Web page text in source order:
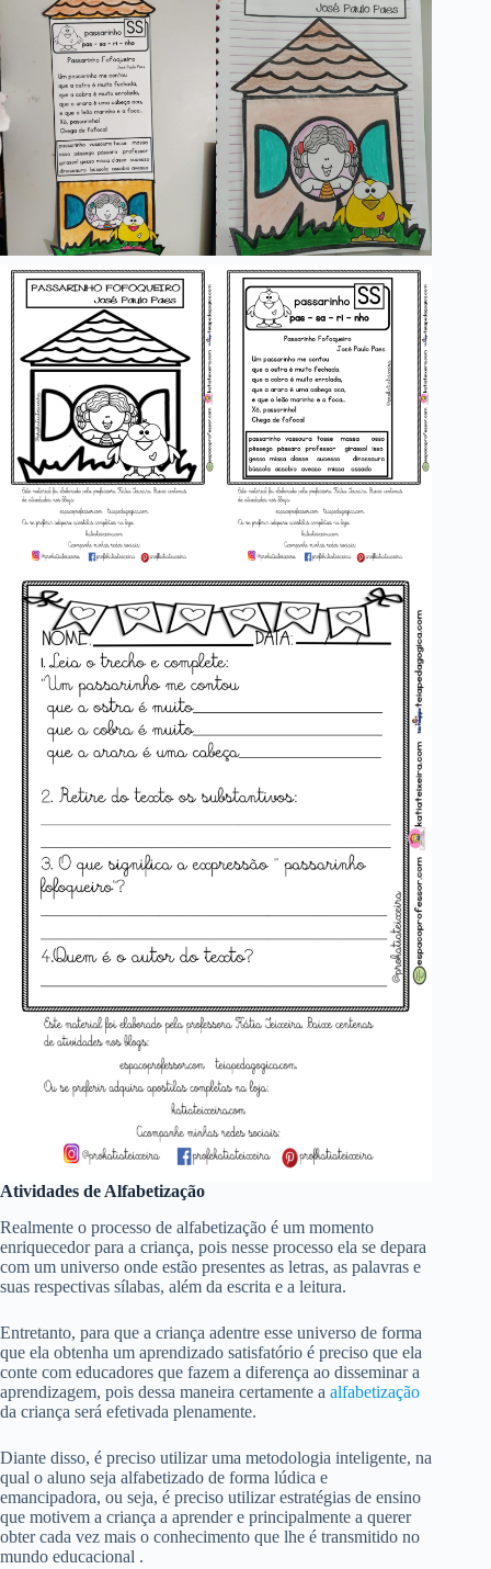
Atividades de Alfabetização
Realmente o processo de alfabetização é um momento
enriquecedor para a criança, pois nesse processo ela se depara
com um universo onde estão presentes as letras, as palavras e
suas respectivas sílabas, além da escrita e a leitura.
Entretanto, para que a criança adentre esse universo de forma
que ela obtenha um aprendizado satisfatório é preciso que ela
conte com educadores que fazem a diferença ao disseminar a
aprendizagem, pois dessa maneira certamente a alfabetização
da criança será efetivada plenamente.
Diante disso, é preciso utilizar uma metodologia inteligente, na
qual o aluno seja alfabetizado de forma lúdica e
emancipadora, ou seja, é preciso utilizar estratégias de ensino
que motivem a criança a aprender e principalmente a querer
obter cada vez mais o conhecimento que lhe é transmitido no
mundo educacional .